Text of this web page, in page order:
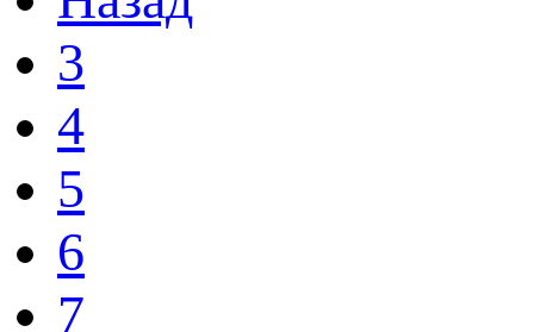
3
4
5
6
7